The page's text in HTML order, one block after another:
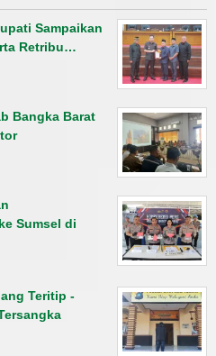
Sampaikan
Retribu…
Bangka Barat
Sumsel di
Teritip -